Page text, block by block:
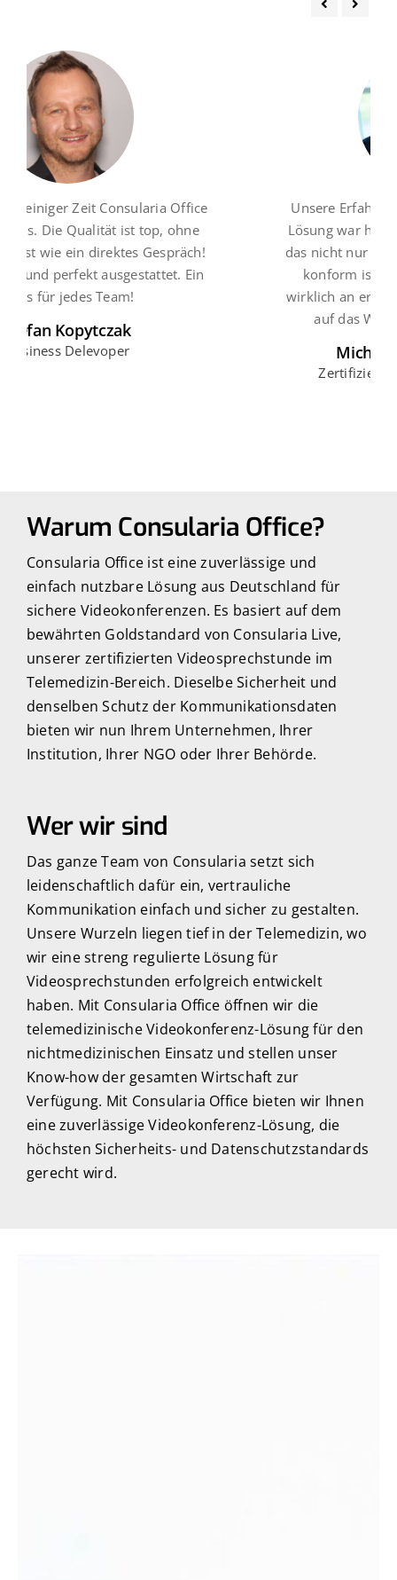
Office
ohne
Ein
Unsere Erfahrung mit der
Lösung war hervorragend! Endlich ein
das nicht nur intuitiv, sondern auch
konform ist. Datensicherheit steht hier
wirklich an erster Stelle und wir können
auf das Wesentliche konzentrieren.
Michaela Schröers-Sacir
Zertifizierte Datenschutzauditorin
Warum Consularia Office?
Consularia Office ist eine zuverlässige und
einfach nutzbare Lösung aus Deutschland für
sichere Videokonferenzen. Es basiert auf dem
bewährten Goldstandard von Consularia Live,
unserer zertifizierten Videosprechstunde im
Telemedizin-Bereich. Dieselbe Sicherheit und
denselben Schutz der Kommunikationsdaten
bieten wir nun Ihrem Unternehmen, Ihrer
Institution, Ihrer NGO oder Ihrer Behörde.
Wer wir sind
Das ganze Team von Consularia setzt sich
leidenschaftlich dafür ein, vertrauliche
Kommunikation einfach und sicher zu gestalten.
Unsere Wurzeln liegen tief in der Telemedizin, wo
wir eine streng regulierte Lösung für
Videosprechstunden erfolgreich entwickelt
haben. Mit Consularia Office öffnen wir die
telemedizinische Videokonferenz-Lösung für den
nichtmedizinischen Einsatz und stellen unser
Know-how der gesamten Wirtschaft zur
Verfügung. Mit Consularia Office bieten wir Ihnen
eine zuverlässige Videokonferenz-Lösung, die
höchsten Sicherheits- und Datenschutzstandards
gerecht wird.